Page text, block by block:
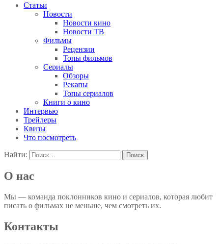
Статьи
Новости
Новости кино
Новости ТВ
Фильмы
Рецензии
Топы фильмов
Сериалы
Обзоры
Рекапы
Топы сериалов
Книги о кино
Интервью
Трейлеры
Квизы
Что посмотреть
Найти:
О нас
Мы — команда поклонников кино и сериалов, которая любит
писать о фильмах не меньше, чем смотреть их.
Контакты